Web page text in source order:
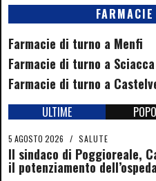
Farmacie di turno a Menfi
Farmacie di turno a Sciacca
Farmacie di turno a
ULTIME
5 AGOSTO 2026 / SALUTE
Il sindaco di Poggioreale,
il potenziamento